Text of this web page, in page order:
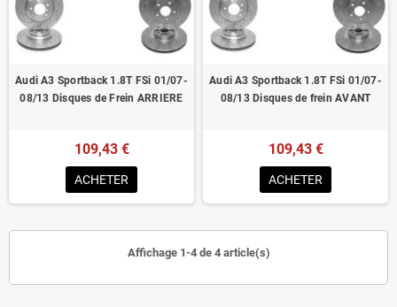
Audi A3 Sportback 1.8T FSi 01/07-
08/13 Disques de Frein ARRIERE
109,43 €
ACHETER
Audi A3 Sportback 1.8T FSi 01/07-
08/13 Disques de frein AVANT
109,43 €
ACHETER
Affichage 1-4 de 4 article(s)